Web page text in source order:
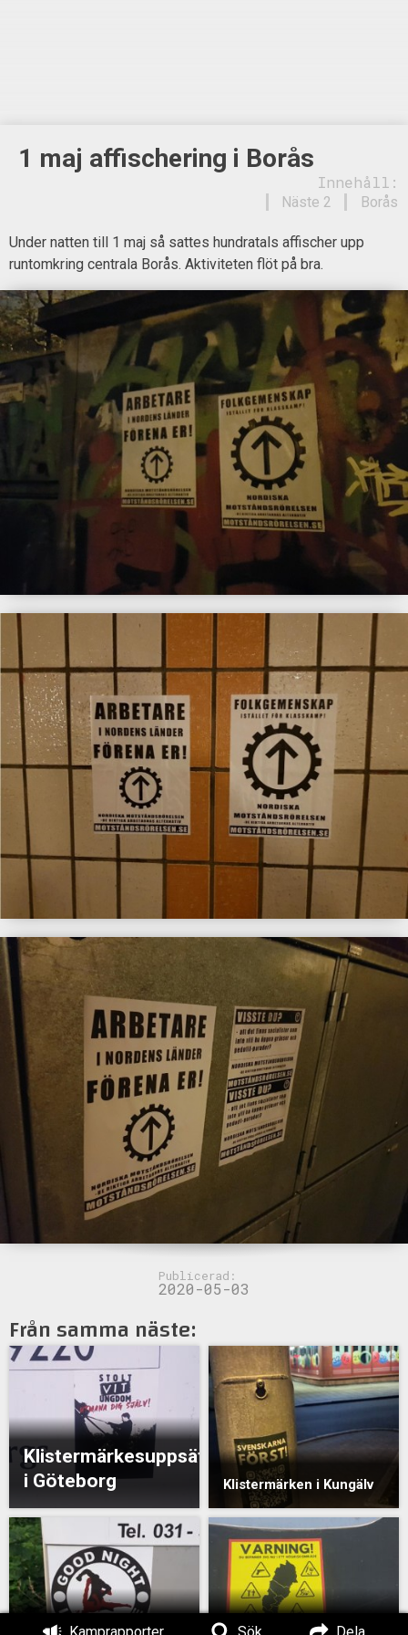
1 maj affischering i Borås
Innehåll:
Borås
Näste 2
Under natten till 1 maj så sattes hundratals affischer upp
runtomkring centrala Borås. Aktiviteten flöt på bra.
Publicerad:
2020-05-03
Från samma näste:
Klistermärkesuppsättning
i Göteborg
Klistermärken i Kungälv
Klistermärkesuppsättning